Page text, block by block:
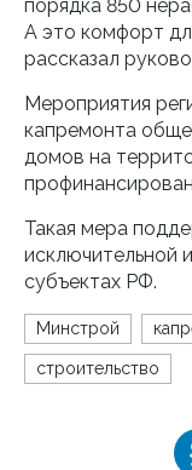
порядка 850
А это комфорт
рассказал
Мероприятия
капремонта
домов на
Такая мера
исключительной
субъектах РФ.
Минстрой
строительство